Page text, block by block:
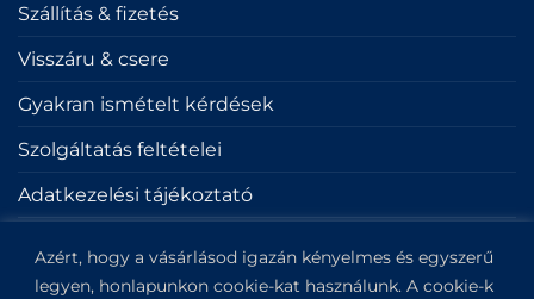
Azért, hogy a vásárlásod igazán kényelmes és egyszerű
legyen, honlapunkon cookie-kat használunk. A cookie-k
Szállítás & fizetés
Visszáru & csere
Gyakran ismételt kérdések
Szolgáltatás feltételei
Adatkezelési tájékoztató
Impresszum